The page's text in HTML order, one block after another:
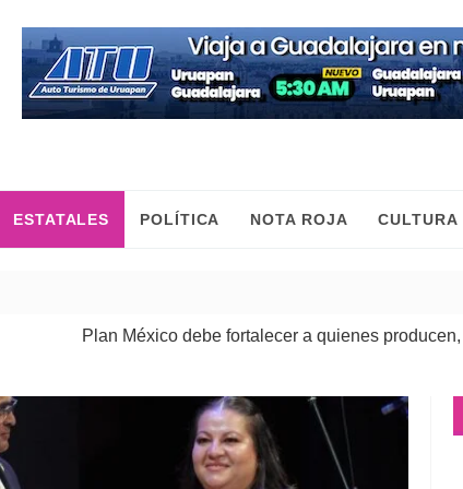
ESTATALES POLÍTICA NOTA ROJA CULTURA
Plan México debe fortalecer a quienes producen,